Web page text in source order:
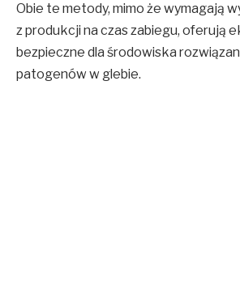
Obie te metody, mimo że wymagają
z produkcji na czas zabiegu, oferują
bezpieczne dla środowiska
patogenów w glebie.